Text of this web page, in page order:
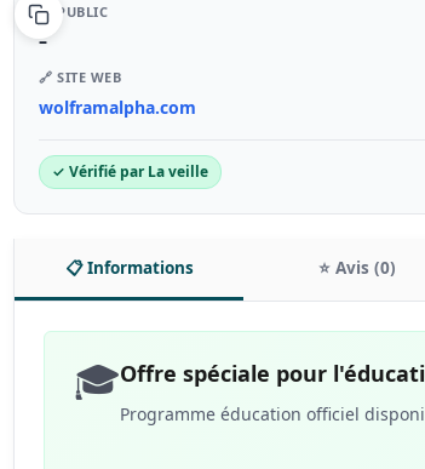
🎯 PUBLIC
–
🔗 SITE WEB
wolframalpha.com
✓ Vérifié par La veille
📋 Informations ⭐ Avis (0)
🎓Offre spéciale pour
Programme éducation officiel